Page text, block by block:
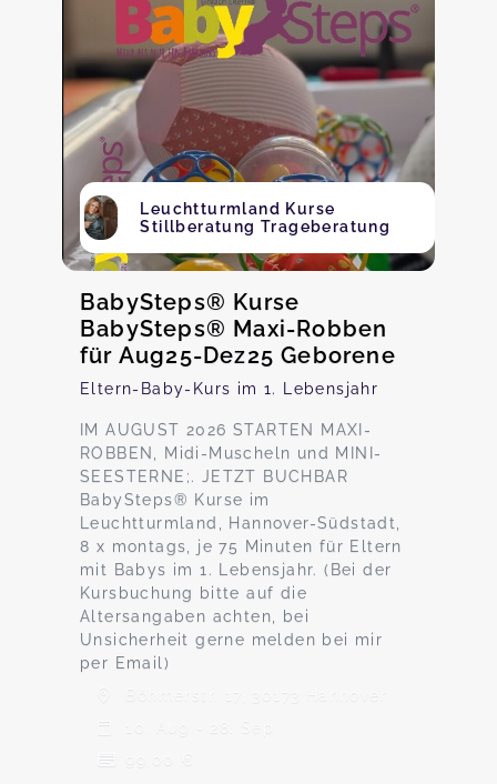
Leuchtturmland Kurse
Stillberatung Trageberatung
BabySteps® Kurse
BabySteps® Maxi-Robben
für Aug25-Dez25 Geborene
Eltern-Baby-Kurs im 1. Lebensjahr
IM AUGUST 2026 STARTEN MAXI-
ROBBEN, Midi-Muscheln und MINI-
SEESTERNE;. JETZT BUCHBAR
BabySteps® Kurse im
Leuchtturmland, Hannover-Südstadt,
8 x montags, je 75 Minuten für Eltern
mit Babys im 1. Lebensjahr. (Bei der
Kursbuchung bitte auf die
Altersangaben achten, bei
Unsicherheit gerne melden bei mir
per Email)
Böhmerstr. 17, 30173 Hannover
10. Aug - 28. Sep
99,00 €